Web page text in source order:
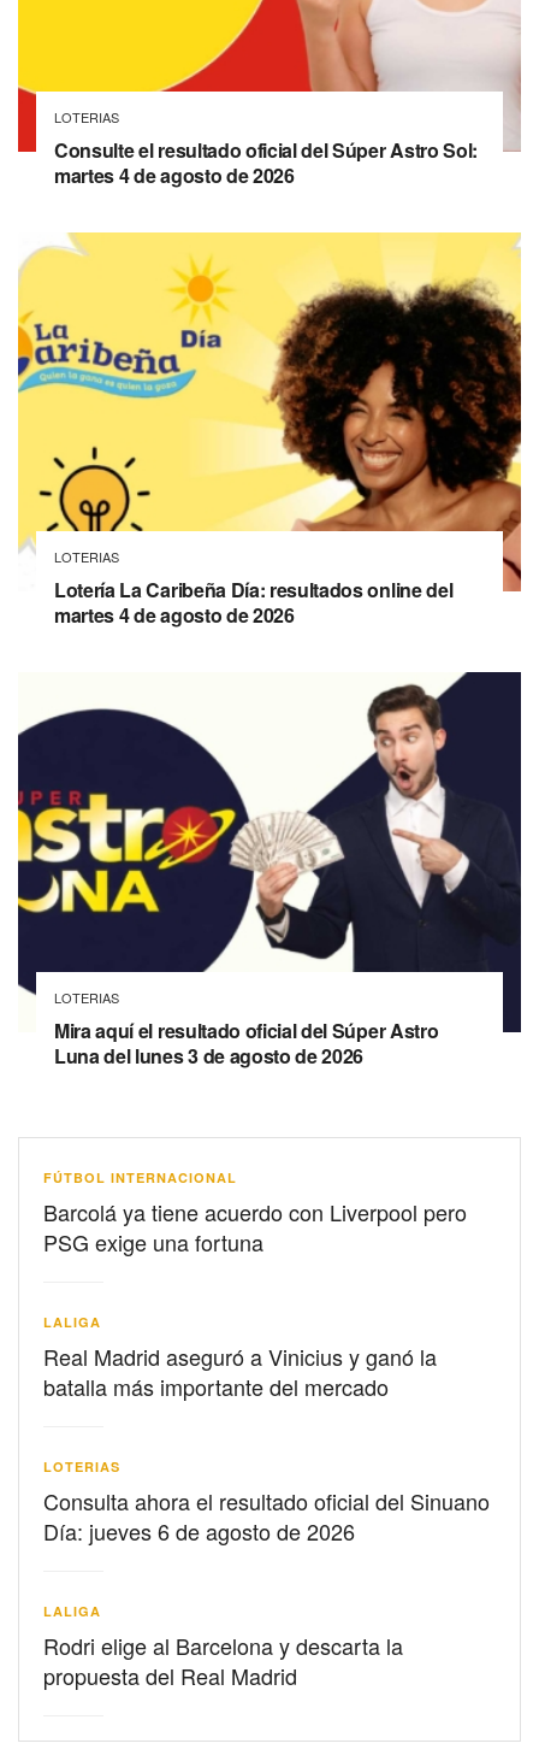
LOTERIAS
Consulte el resultado oficial del Súper Astro Sol:
martes 4 de agosto de 2026
LOTERIAS
Lotería La Caribeña Día: resultados online del
martes 4 de agosto de 2026
LOTERIAS
Mira aquí el resultado oficial del Súper Astro
Luna del lunes 3 de agosto de 2026
FÚTBOL INTERNACIONAL
Barcolá ya tiene acuerdo con Liverpool pero
PSG exige una fortuna
LALIGA
Real Madrid aseguró a Vinicius y ganó la
batalla más importante del mercado
LOTERIAS
Consulta ahora el resultado oficial del Sinuano
Día: jueves 6 de agosto de 2026
LALIGA
Rodri elige al Barcelona y descarta la
propuesta del Real Madrid